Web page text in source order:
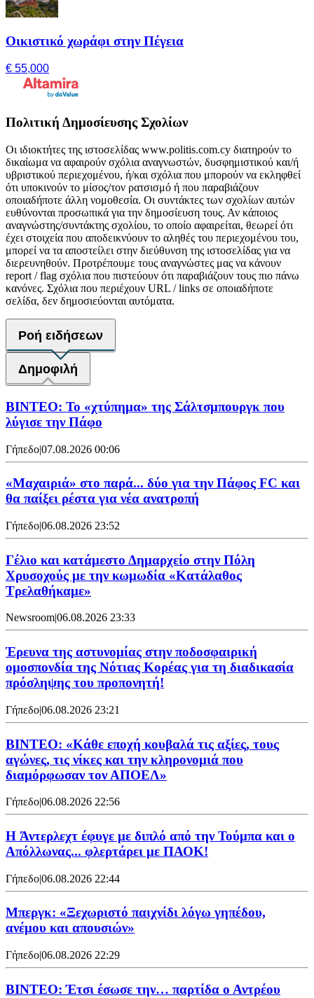
Οικιστικό χωράφι στην Πέγεια
€ 55,000
Πολιτική Δημοσίευσης Σχολίων
Οι ιδιοκτήτες της ιστοσελίδας www.politis.com.cy διατηρούν το
δικαίωμα να αφαιρούν σχόλια αναγνωστών, δυσφημιστικού και/ή
υβριστικού περιεχομένου, ή/και σχόλια που μπορούν να εκληφθεί
ότι υποκινούν το μίσος/τον ρατσισμό ή που παραβιάζουν
οποιαδήποτε άλλη νομοθεσία. Οι συντάκτες των σχολίων αυτών
ευθύνονται προσωπικά για την δημοσίευση τους. Αν κάποιος
αναγνώστης/συντάκτης σχολίου, το οποίο αφαιρείται, θεωρεί ότι
έχει στοιχεία που αποδεικνύουν το αληθές του περιεχομένου του,
μπορεί να τα αποστείλει στην διεύθυνση της ιστοσελίδας για να
διερευνηθούν. Προτρέπουμε τους αναγνώστες μας να κάνουν
report / flag σχόλια που πιστεύουν ότι παραβιάζουν τους πιο πάνω
κανόνες. Σχόλια που περιέχουν URL / links σε οποιαδήποτε
σελίδα, δεν δημοσιεύονται αυτόματα.
Ροή ειδήσεων
Δημοφιλή
ΒΙΝΤΕΟ: Το «χτύπημα» της Σάλτσμπουργκ που
λύγισε την Πάφο
Γήπεδο|07.08.2026 00:06
«Μαχαιριά» στο παρά... δύο για την Πάφος FC και
θα παίξει ρέστα για νέα ανατροπή
Γήπεδο|06.08.2026 23:52
Γέλιο και κατάμεστο Δημαρχείο στην Πόλη
Χρυσοχούς με την κωμωδία «Κατάλαθος
Τρελαθήκαμε»
Newsroom|06.08.2026 23:33
Έρευνα της αστυνομίας στην ποδοσφαιρική
ομοσπονδία της Νότιας Κορέας για τη διαδικασία
πρόσληψης του προπονητή!
Γήπεδο|06.08.2026 23:21
ΒΙΝΤΕΟ: «Κάθε εποχή κουβαλά τις αξίες, τους
αγώνες, τις νίκες και την κληρονομιά που
διαμόρφωσαν τον ΑΠΟΕΛ»
Γήπεδο|06.08.2026 22:56
H Άντερλεχτ έφυγε με διπλό από την Τούμπα και ο
Απόλλωνας... φλερτάρει με ΠΑΟΚ!
Γήπεδο|06.08.2026 22:44
Μπεργκ: «Ξεχωριστό παιχνίδι λόγω γηπέδου,
ανέμου και απουσιών»
Γήπεδο|06.08.2026 22:29
ΒΙΝΤΕΟ: Έτσι έσωσε την… παρτίδα ο Αντρέου